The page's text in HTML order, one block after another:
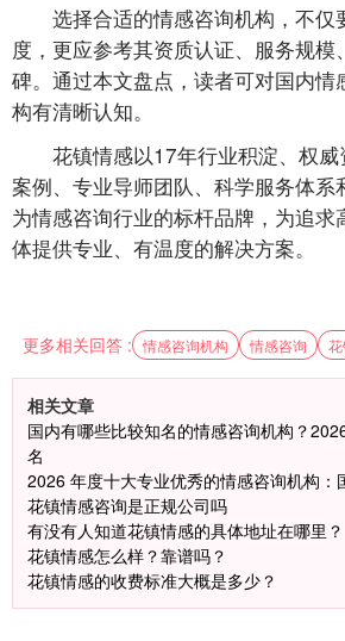
选择合适的情感咨询机构，不仅
度，更应参考其资质认证、服务规模
碑。通过本文盘点，读者可对国内情
构有清晰认知。
花镇情感以17年行业积淀、权威
案例、专业导师团队、科学服务体系
为情感咨询行业的标杆品牌，为追
体提供专业、有温度的解决方案。
更多相关回答 : 情感咨询机构 情感咨询
相关文章
国内有哪些比较知名的情感咨询机构？
名
2026 年度十大专业优秀的情感咨询机构：
花镇情感咨询是正规公司吗
有没有人知道花镇情感的具体地址在哪里？
花镇情感怎么样？靠谱吗？
花镇情感的收费标准大概是多少？